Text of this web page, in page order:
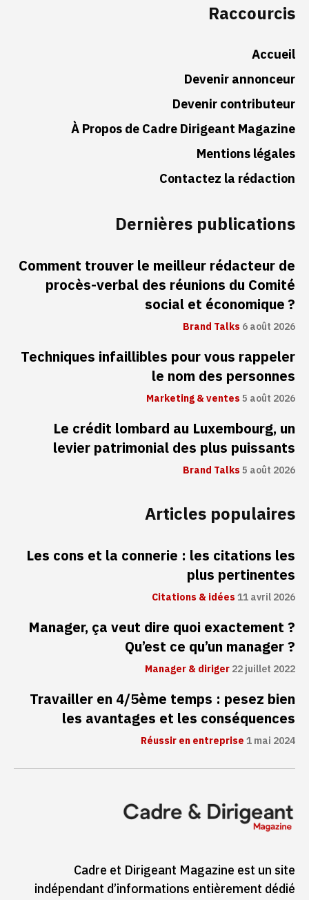
Raccourcis
Accueil
Devenir annonceur
Devenir contributeur
À Propos de Cadre Dirigeant Magazine
Mentions légales
Contactez la rédaction
Dernières publications
Comment trouver le meilleur rédacteur de
procès-verbal des réunions du Comité
social et économique ?
Brand Talks6 août 2026
Techniques infaillibles pour vous rappeler
le nom des personnes
Marketing & ventes5 août 2026
Le crédit lombard au Luxembourg, un
levier patrimonial des plus puissants
Brand Talks5 août 2026
Articles populaires
Les cons et la connerie : les citations les
plus pertinentes
Citations & idées11 avril 2026
Manager, ça veut dire quoi exactement ?
Qu’est ce qu’un manager ?
Manager & diriger22 juillet 2022
Travailler en 4/5ème temps : pesez bien
les avantages et les conséquences
Réussir en entreprise1 mai 2024
Cadre et Dirigeant Magazine est un site
indépendant d’informations entièrement dédié